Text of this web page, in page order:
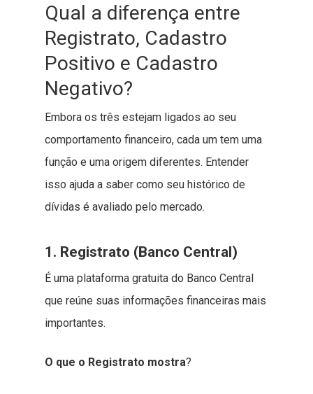
Qual a diferença entre
Registrato, Cadastro
Positivo e Cadastro
Negativo?
Embora os três estejam ligados ao seu
comportamento financeiro, cada um tem uma
função e uma origem diferentes. Entender
isso ajuda a saber como seu histórico de
dívidas é avaliado pelo mercado.
1. Registrato (Banco Central)
É uma plataforma gratuita do Banco Central
que reúne suas informações financeiras mais
importantes.
O que o Registrato mostra?